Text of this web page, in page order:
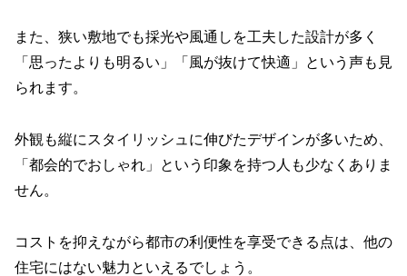
また、狭い敷地でも採光や風通しを工夫した設計が多く
「思ったよりも明るい」「風が抜けて快適」という声も見
られます。
外観も縦にスタイリッシュに伸びたデザインが多いため、
「都会的でおしゃれ」という印象を持つ人も少なくありま
せん。
コストを抑えながら都市の利便性を享受できる点は、他の
住宅にはない魅力といえるでしょう。